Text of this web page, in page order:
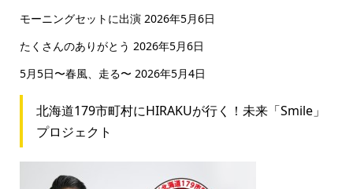
モーニングセットに出演 2026年5月6日
たくさんのありがとう 2026年5月6日
5月5日〜春風、走る〜 2026年5月4日
北海道179市町村にHIRAKUが行く！未来「Smile」
プロジェクト